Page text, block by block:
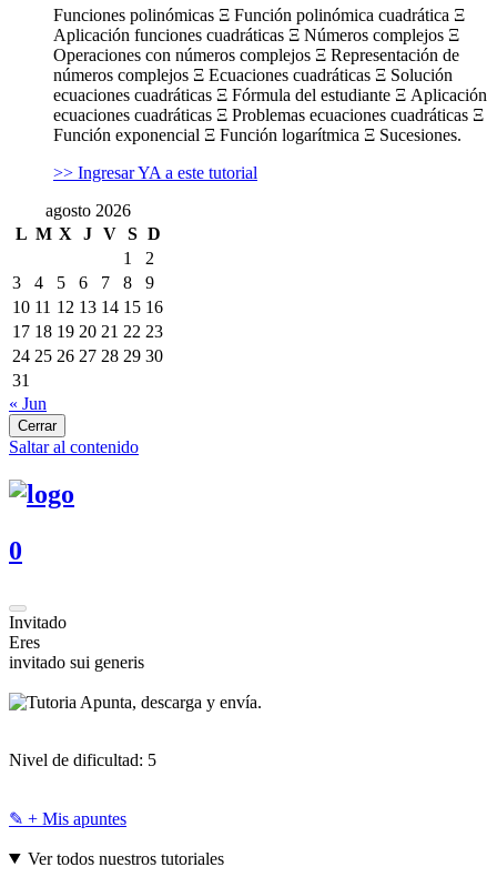
Funciones polinómicas Ξ Función polinómica cuadrática Ξ
Aplicación funciones cuadráticas Ξ Números complejos Ξ
Operaciones con números complejos Ξ Representación de
números complejos Ξ Ecuaciones cuadráticas Ξ Solución
ecuaciones cuadráticas Ξ Fórmula del estudiante Ξ Aplicación
ecuaciones cuadráticas Ξ Problemas ecuaciones cuadráticas Ξ
Función exponencial Ξ Función logarítmica Ξ Sucesiones.
>> Ingresar YA a este tutorial
agosto 2026
L M X J V S D
1
2
3
4 5 6 7 8
9
10 11 12 13 14 15 16
17 18 19 20 21 22 23
24 25 26 27 28 29 30
31
« Jun
Cerrar
Saltar al contenido
0
Invitado
Eres
invitado sui generis
Apunta, descarga y envía.
Nivel de dificultad: 5
✎ + Mis apuntes
Ver todos nuestros tutoriales